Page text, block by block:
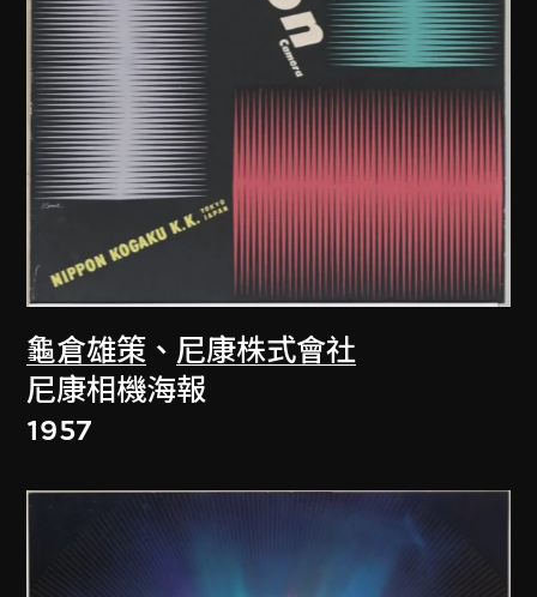
龜倉雄策 、 尼康株式會社
尼康相機海報
1957